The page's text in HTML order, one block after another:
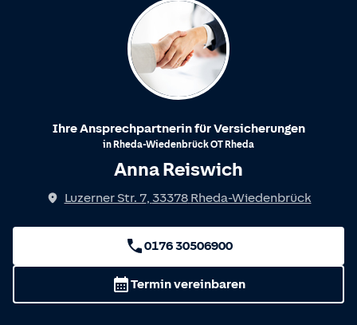
Ihre Ansprechpartnerin für Versicherungen
in Rheda-WiedenbrückOT Rheda
Anna Reiswich
Luzerner Str. 7, 33378 Rheda-Wiedenbrück
0176 30506900
Termin vereinbaren